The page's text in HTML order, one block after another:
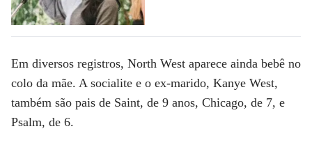
Em diversos registros, North West aparece ainda bebê no
colo da mãe. A socialite e o ex-marido, Kanye West,
também são pais de Saint, de 9 anos, Chicago, de 7, e
Psalm, de 6.